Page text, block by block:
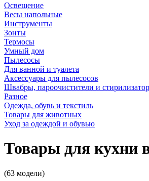
Освещение
Весы напольные
Инструменты
Зонты
Термосы
Умный дом
Пылесосы
Для ванной и туалета
Аксессуары для пылесосов
Швабры, пароочистители и
Разное
Одежда, обувь и текстиль
Товары для животных
Уход за одеждой и обувью
Товары для кухни
(63 модели)